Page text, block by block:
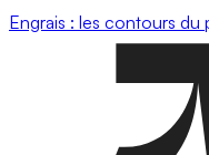
Engrais : les contours du